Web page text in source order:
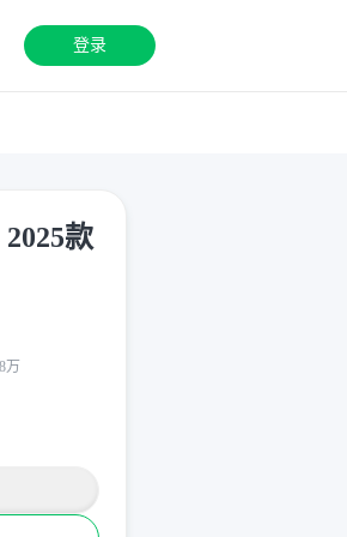
登录
款
万